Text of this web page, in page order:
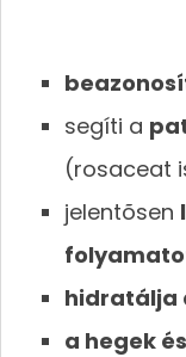
segíti a
(rosaceat
jelentõsen
hidratálja
a hegek